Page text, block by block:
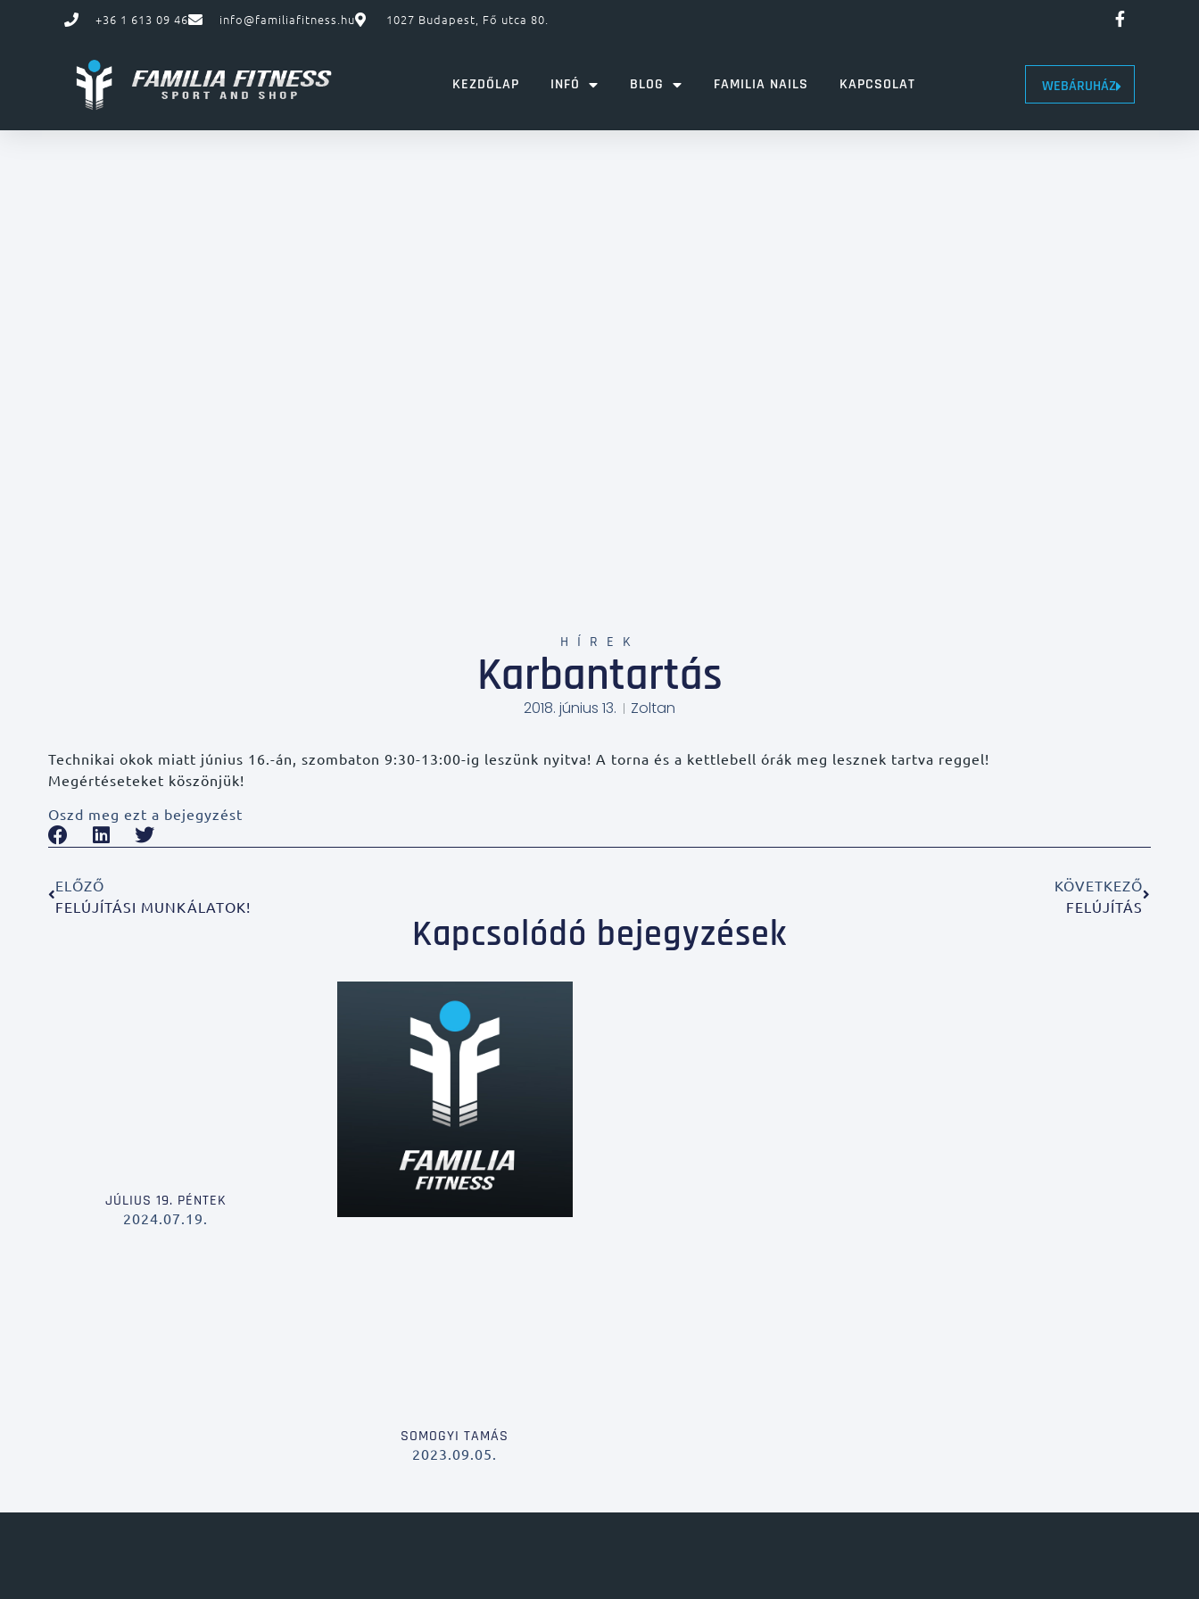
+36 1 613 09 46 info@familiafitness.hu 1027 Budapest, Fő utca 80.
KEZDŐLAP INFÓ BLOG FAMILIA NAILS KAPCSOLAT WEBÁRUHÁZ
HÍREK
Karbantartás
2018. június 13. Zoltan
Technikai okok miatt június 16.-án, szombaton 9:30-13:00-ig leszünk nyitva! A torna és a kettlebell órák meg lesznek tartva reggel!
Megértéseteket köszönjük!
Oszd meg ezt a bejegyzést
ELŐZŐ
FELÚJÍTÁSI MUNKÁLATOK!
KÖVETKEZŐ
FELÚJÍTÁS
Kapcsolódó bejegyzések
JÚLIUS 19. PÉNTEK
2024.07.19.
SOMOGYI TAMÁS
2023.09.05.